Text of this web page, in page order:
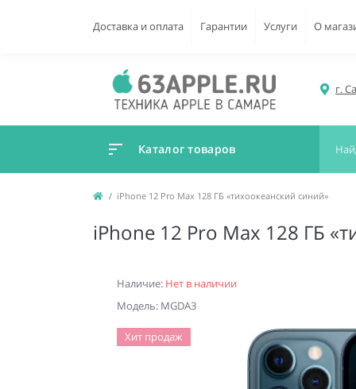
Доставка и оплата Гарантии Услуги О
г.
Каталог товаров
iPhone 12 Pro Max 128 ГБ «тихоокеанский синий»
iPhone 12 Pro Max 128 ГБ
Наличие: Нет в наличии
Модель: MGDA3
Хит продаж